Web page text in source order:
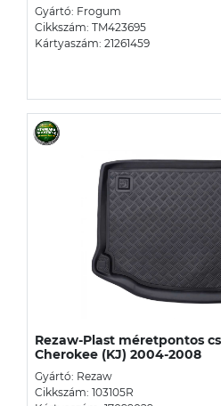
Gyártó: Frogum
Cikkszám: TM423695
Kártyaszám: 21261459
Rezaw-Plast méretpontos
Cherokee (KJ) 2004-2008
Gyártó: Rezaw
Cikkszám: 103105R